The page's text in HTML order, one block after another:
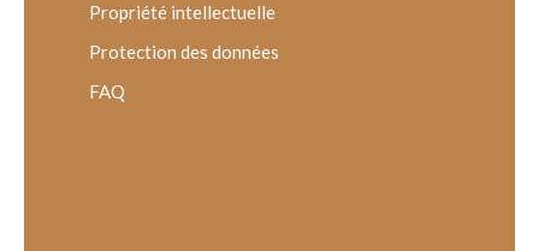
Propriété intellectuelle
Protection des données
FAQ